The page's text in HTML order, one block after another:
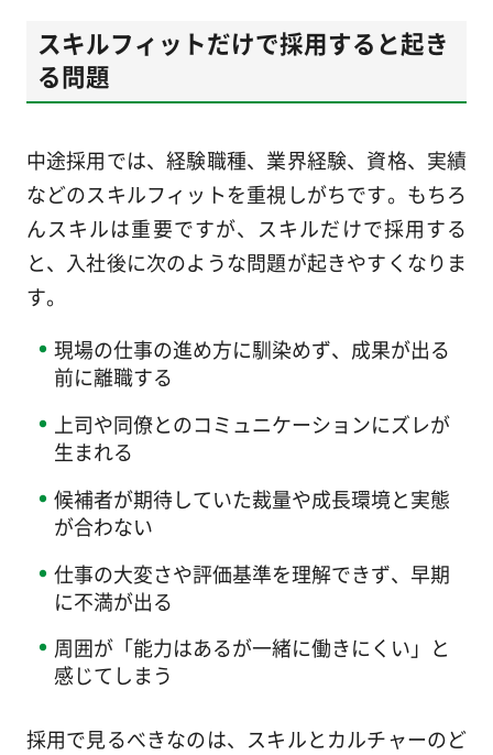
スキルフィットだけで採用すると起き
る問題
中途採用では、経験職種、業界経験、資格、実績
などのスキルフィットを重視しがちです。もちろ
んスキルは重要ですが、スキルだけで採用する
と、入社後に次のような問題が起きやすくなりま
す。
現場の仕事の進め方に馴染めず、成果が出る
前に離職する
上司や同僚とのコミュニケーションにズレが
生まれる
候補者が期待していた裁量や成長環境と実態
が合わない
仕事の大変さや評価基準を理解できず、早期
に不満が出る
周囲が「能力はあるが一緒に働きにくい」と
感じてしまう
採用で見るべきなのは、スキルとカルチャーのど